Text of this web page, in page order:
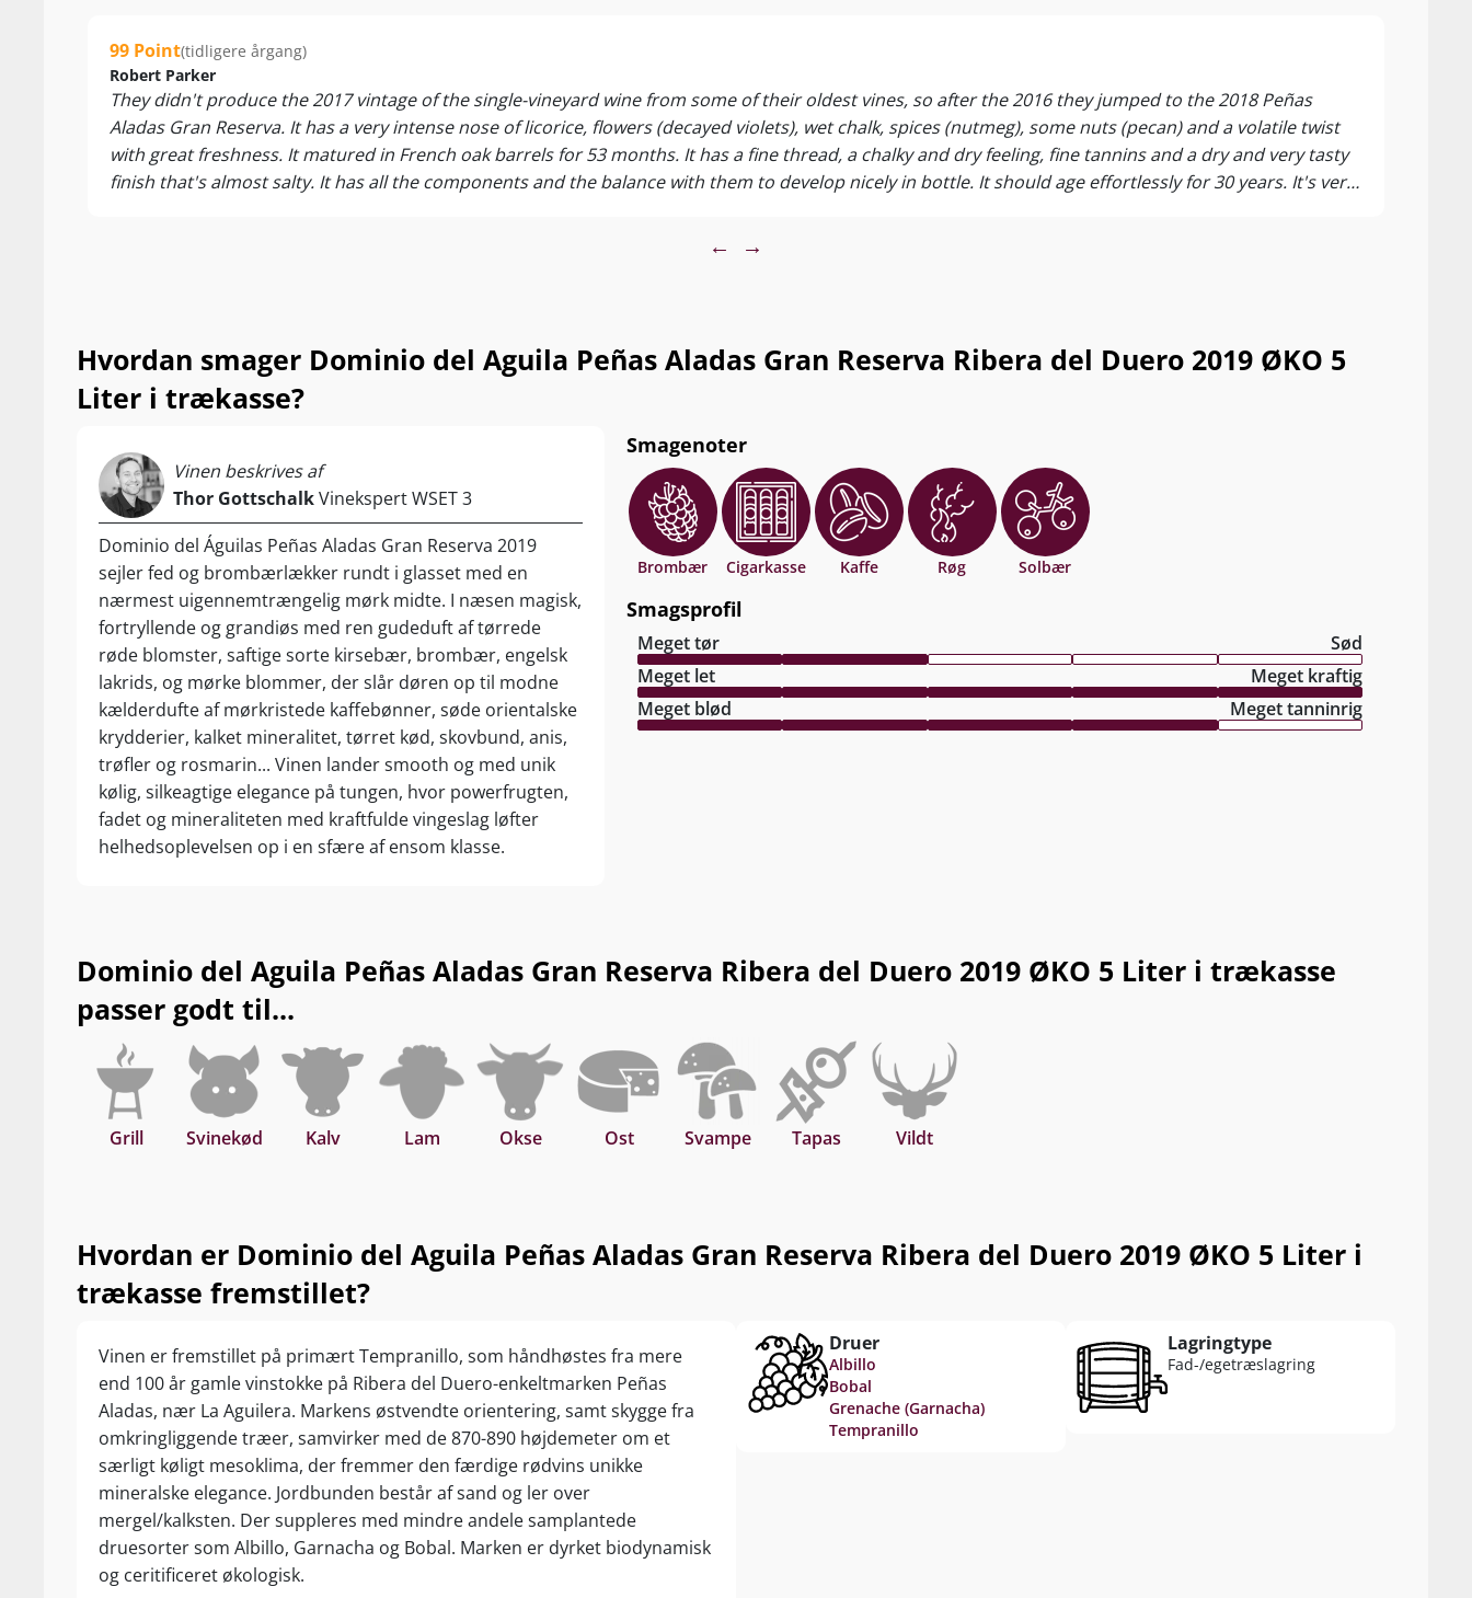
Vinen leveres i originale trækasser à 6 stk. Stærkt begrænset lager!
…
99 Point(tidligere årgang)
Robert Parker
They didn't produce the 2017 vintage of the single-vineyard wine from some of their oldest vines, so after the 2016 they jumped to the 2018 Peñas
Aladas Gran Reserva. It has a very intense nose of licorice, flowers (decayed violets), wet chalk, spices (nutmeg), some nuts (pecan) and a volatile twist
with great freshness. It matured in French oak barrels for 53 months. It has a fine thread, a chalky and dry feeling, fine tannins and a dry and very tasty
finish that's almost salty. It has all the components and the balance with them to develop nicely in bottle. It should age effortlessly for 30 years. It's very
← →
Hvordan smager Dominio del Aguila Peñas Aladas Gran Reserva Ribera del Duero 2019 ØKO 5
Liter i trækasse?
Vinen beskrives af
Thor GottschalkVinekspert WSET 3
Dominio del Águilas Peñas Aladas Gran Reserva 2019
sejler fed og brombærlækker rundt i glasset med en
nærmest uigennemtrængelig mørk midte. I næsen magisk,
fortryllende og grandiøs med ren gudeduft af tørrede
røde blomster, saftige sorte kirsebær, brombær, engelsk
lakrids, og mørke blommer, der slår døren op til modne
kælderdufte af mørkristede kaffebønner, søde orientalske
krydderier, kalket mineralitet, tørret kød, skovbund, anis,
trøfler og rosmarin... Vinen lander smooth og med unik
kølig, silkeagtige elegance på tungen, hvor powerfrugten,
fadet og mineraliteten med kraftfulde vingeslag løfter
helhedsoplevelsen op i en sfære af ensom klasse.
Kanonlækker. Det her er en af de meget sjældne vine, der
efterlader selv kræsne smagere totalt mundlamme...
Historisk stor, magisk Ribera del Duero! Drik nu, eller gem
+25 år fra høståret.
Smagenoter
Brombær Cigarkasse Kaffe Røg Solbær
Smagsprofil
Meget tør
Sød
Meget let
Meget kraftig
Meget blød
Meget tanninrig
Dominio del Aguila Peñas Aladas Gran Reserva Ribera del Duero 2019 ØKO 5 Liter i trækasse
passer godt til...
Grill Svinekød Kalv Lam Okse Ost Svampe Tapas Vildt
Hvordan er Dominio del Aguila Peñas Aladas Gran Reserva Ribera del Duero 2019 ØKO 5 Liter i
trækasse fremstillet?
Vinen er fremstillet på primært Tempranillo, som håndhøstes fra mere
end 100 år gamle vinstokke på Ribera del Duero-enkeltmarken Peñas
Aladas, nær La Aguilera. Markens østvendte orientering, samt skygge fra
omkringliggende træer, samvirker med de 870-890 højdemeter om et
særligt køligt mesoklima, der fremmer den færdige rødvins unikke
mineralske elegance. Jordbunden består af sand og ler over
mergel/kalksten. Der suppleres med mindre andele samplantede
druesorter som Albillo, Garnacha og Bobal. Marken er dyrket biodynamisk
og ceritificeret økologisk.
Druer
Albillo
Bobal
Grenache (Garnacha)
Tempranillo
Lagringtype
Fad-/egetræslagring